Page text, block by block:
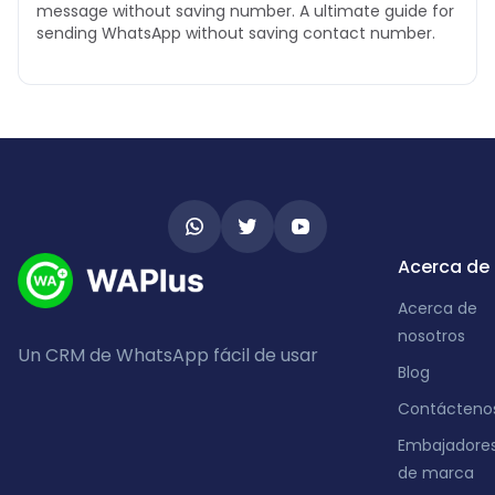
message without saving number. A ultimate guide for
sending WhatsApp without saving contact number.
Un CRM de WhatsApp fácil de usar
Acerca de
Acerca de
nosotros
Blog
de marca